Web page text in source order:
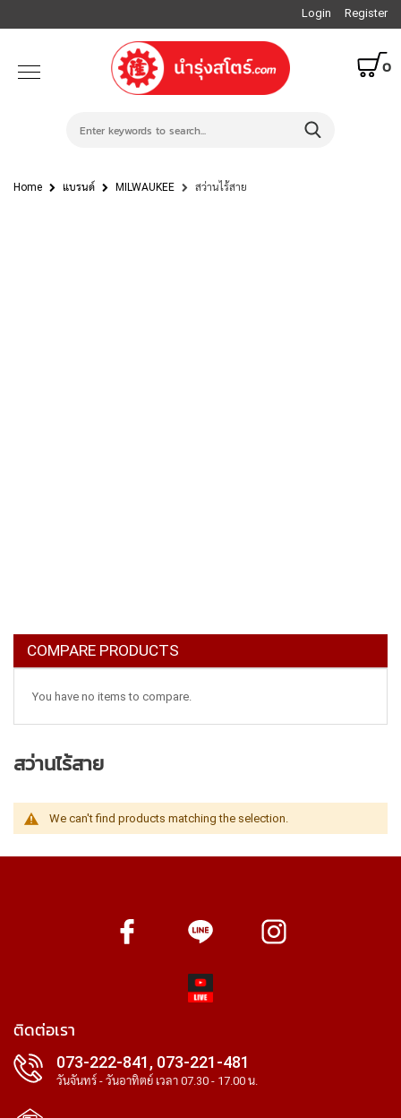
Login Register
0
Home แบรนด์ MILWAUKEE สว่านไร้สาย
สว่านไร้สาย
We can't find products matching the selection.
COMPARE PRODUCTS
You have no items to compare.
ติดต่อเรา
073-222-841, 073-221-481
วันจันทร์ - วันอาทิตย์ เวลา 07.30 - 17.00 น.